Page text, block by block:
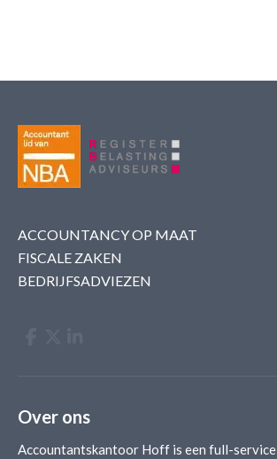
ACCOUNTANCY OP MAAT
FISCALE ZAKEN
BEDRIJFSADVIEZEN
Over ons
Accountantskantoor Hoff is een full-service